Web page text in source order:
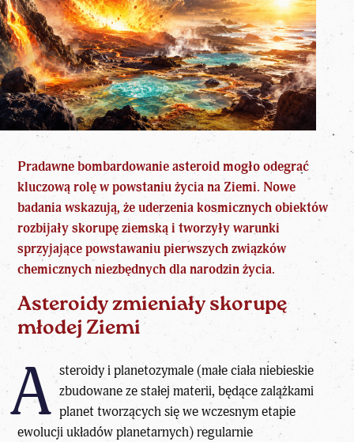
Pradawne bombardowanie asteroid mogło odegrać
kluczową rolę w powstaniu życia na Ziemi. Nowe
badania wskazują, żeuderzenia kosmicznych obiektów
rozbijały skorupę ziemską i tworzyły warunki
sprzyjające powstawaniu pierwszych związków
chemicznych niezbędnych dla narodzin życia.
Asteroidy zmieniały skorupę
młodej Ziemi
A steroidy i planetozymale (małe ciała niebieskie
zbudowane ze stałej materii, będące zalążkami
planet tworzących się we wczesnym etapie
ewolucji układów planetarnych) regularnie